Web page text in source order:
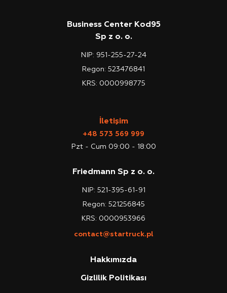
Hakkımızda
Gizlilik Politikası
İletişim
+48 573 569 999
Pzt - Cum 09:00 - 18:00
Friedmann Sp z o. o.
NIP: 521-395-61-91
Regon: 521256845
KRS: 0000953966
contact@startruck.pl
Business Center Kod95
Sp z o. o.
NIP: 951-255-27-24
Regon: 523476841
KRS: 0000998775